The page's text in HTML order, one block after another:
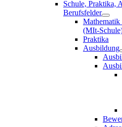
Schule, Praktika,
Berufsfelder
(MIt-
Praktika
Ausbildung